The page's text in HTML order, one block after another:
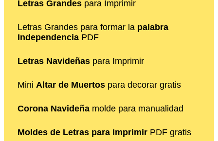
Letras Grandes para Imprimir
Letras Grandes para formar la palabra
Independencia PDF
Letras Navideñas para Imprimir
Mini Altar de Muertos para decorar gratis
Corona Navideña molde para manualidad
Moldes de Letras para Imprimir PDF gratis